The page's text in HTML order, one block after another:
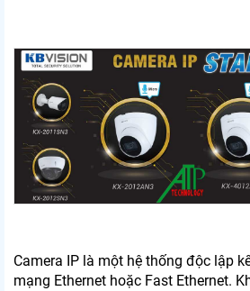
Camera IP là một hệ thống độc lập
mạng Ethernet hoặc Fast Ethernet.